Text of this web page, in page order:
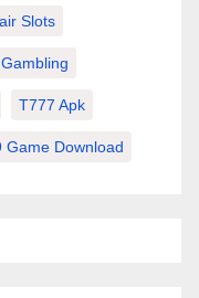
Slots
T777 Apk
Game Download